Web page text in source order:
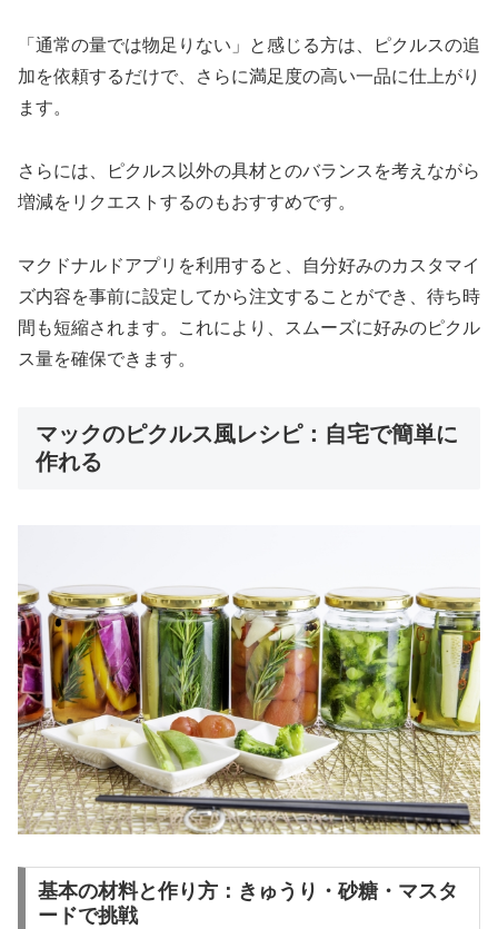
「通常の量では物足りない」と感じる方は、ピクルスの追
加を依頼するだけで、さらに満足度の高い一品に仕上がり
ます。
さらには、ピクルス以外の具材とのバランスを考えながら
増減をリクエストするのもおすすめです。
マクドナルドアプリを利用すると、自分好みのカスタマイ
ズ内容を事前に設定してから注文することができ、待ち時
間も短縮されます。これにより、スムーズに好みのピクル
ス量を確保できます。
マックのピクルス風レシピ：自宅で簡単に
作れる
基本の材料と作り方：きゅうり・砂糖・マスタ
ードで挑戦